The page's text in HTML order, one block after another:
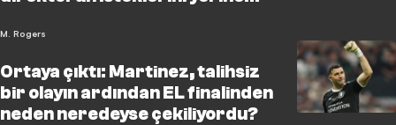
M. Rogers
Ortaya çıktı: Martinez, talihsiz
bir olayın ardından EL finalinden
neden neredeyse çekiliyordu?